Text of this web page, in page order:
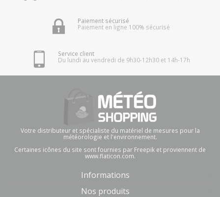
Paiement sécurisé
Paiement en ligne 100% sécurisé
Service client
Du lundi au vendredi de 9h30-12h30 et 14h-17h
Votre distributeur et spécialiste du matériel de mesures pour la
météorologie et l'environnement.
Certaines icônes du site sont fournies par Freepik et proviennent de
www.flaticon.com.
Informations
Nos produits